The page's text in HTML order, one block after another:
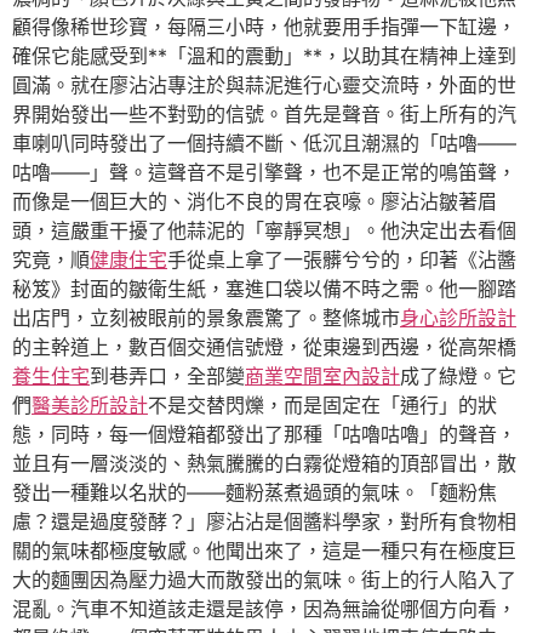
顧得像稀世珍寶，每隔三小時，他就要用手指彈一下缸邊，
確保它能感受到**「溫和的震動」**，以助其在精神上達到
圓滿。就在廖沾沾專注於與蒜泥進行心靈交流時，外面的世
界開始發出一些不對勁的信號。首先是聲音。街上所有的汽
車喇叭同時發出了一個持續不斷、低沉且潮濕的「咕嚕——
咕嚕——」聲。這聲音不是引擎聲，也不是正常的鳴笛聲，
而像是一個巨大的、消化不良的胃在哀嚎。廖沾沾皺著眉
頭，這嚴重干擾了他蒜泥的「寧靜冥想」。他決定出去看個
究竟，順健康住宅手從桌上拿了一張髒兮兮的，印著《沾醬
秘笈》封面的皺衛生紙，塞進口袋以備不時之需。他一腳踏
出店門，立刻被眼前的景象震驚了。整條城市身心診所設計
的主幹道上，數百個交通信號燈，從東邊到西邊，從高架橋
養生住宅到巷弄口，全部變商業空間室內設計成了綠燈。它
們醫美診所設計不是交替閃爍，而是固定在「通行」的狀
態，同時，每一個燈箱都發出了那種「咕嚕咕嚕」的聲音，
並且有一層淡淡的、熱氣騰騰的白霧從燈箱的頂部冒出，散
發出一種難以名狀的——麵粉蒸煮過頭的氣味。「麵粉焦
慮？還是過度發酵？」廖沾沾是個醬料學家，對所有食物相
關的氣味都極度敏感。他聞出來了，這是一種只有在極度巨
大的麵團因為壓力過大而散發出的氣味。街上的行人陷入了
混亂。汽車不知道該走還是該停，因為無論從哪個方向看，